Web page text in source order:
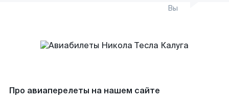
Вы
Про авиаперелеты на нашем сайте